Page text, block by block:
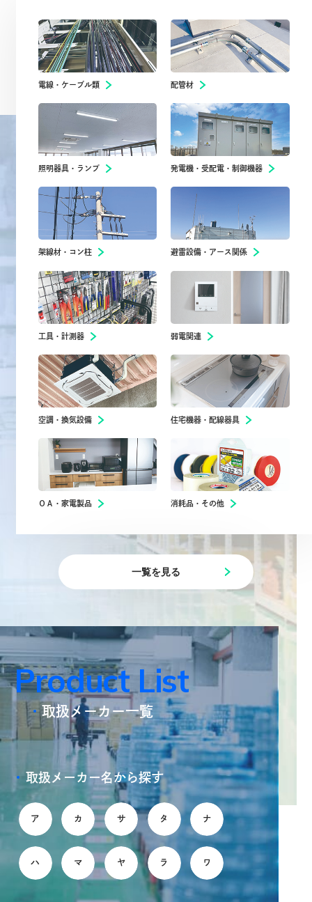
電線・ケーブル類 配管材
照明器具・ランプ 発電機・受配電・制御機器
架線材・コン柱 避雷設備・アース関係
工具・計測器 弱電関連
空調・換気設備 住宅機器・配線器具
ＯＡ・家電製品 消耗品・その他
一覧を見る
Product List
取扱メーカー一覧
取扱メーカー名から探す
ア カ サ タ ナ
ハ マ ヤ ラ ワ